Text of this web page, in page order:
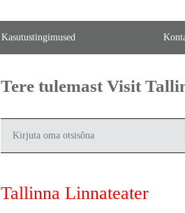
Kasutustingimused
Tere tulemast Visit
Tallinna Linnateater